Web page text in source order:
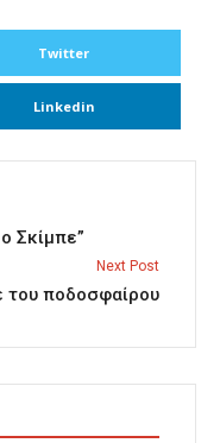
Twitter
Linkedin
Σκίμπε”
Next Post
του ποδοσφαίρου